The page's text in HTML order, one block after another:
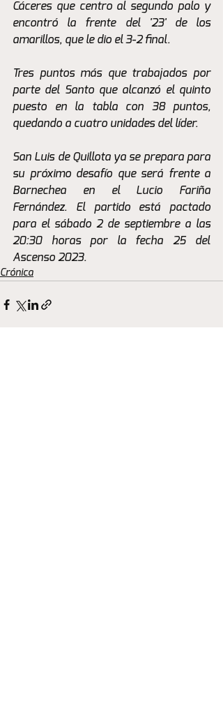
Cáceres que centro al segundo palo y
encontró la frente del '23' de los
amarillos, que le dio el 3-2 final.
Tres puntos más que trabajados por
parte del Santo que alcanzó el quinto
puesto en la tabla con 38 puntos,
quedando a cuatro unidades del líder.
San Luis de Quillota ya se prepara para
su próximo desafío que será frente a
Barnechea en el Lucio Fariña
Fernández. El partido está pactado
para el sábado 2 de septiembre a las
20:30 horas por la fecha 25 del
Ascenso 2023.
Crónica